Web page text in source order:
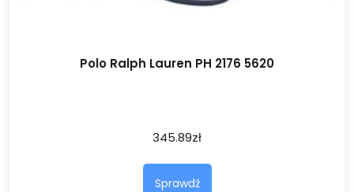
Polo Ralph Lauren PH 2176 5620
345.89zł
Sprawdź